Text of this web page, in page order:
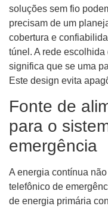
soluções sem fio
precisam de um
cobertura e
túnel. A rede
significa que se uma
Este design evita
Fonte de
para o
emergência
A energia contínua
telefônico de
de energia primária